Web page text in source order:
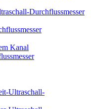
Durchflussmesser
Kanal
Ultraschall-